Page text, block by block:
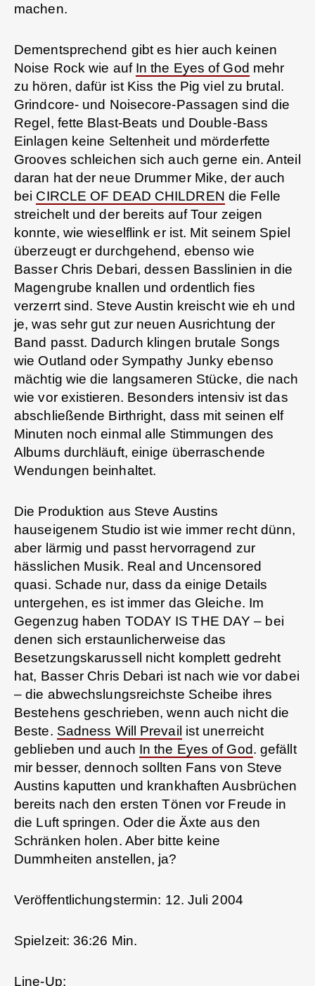
machen.
Dementsprechend gibt es hier auch keinen
Noise Rock wie auf In the Eyes of God mehr
zu hören, dafür ist Kiss the Pig viel zu brutal.
Grindcore- und Noisecore-Passagen sind die
Regel, fette Blast-Beats und Double-Bass
Einlagen keine Seltenheit und mörderfette
Grooves schleichen sich auch gerne ein. Anteil
daran hat der neue Drummer Mike, der auch
bei CIRCLE OF DEAD CHILDREN die Felle
streichelt und der bereits auf Tour zeigen
konnte, wie wieselflink er ist. Mit seinem Spiel
überzeugt er durchgehend, ebenso wie
Basser Chris Debari, dessen Basslinien in die
Magengrube knallen und ordentlich fies
verzerrt sind. Steve Austin kreischt wie eh und
je, was sehr gut zur neuen Ausrichtung der
Band passt. Dadurch klingen brutale Songs
wie Outland oder Sympathy Junky ebenso
mächtig wie die langsameren Stücke, die nach
wie vor existieren. Besonders intensiv ist das
abschließende Birthright, dass mit seinen elf
Minuten noch einmal alle Stimmungen des
Albums durchläuft, einige überraschende
Wendungen beinhaltet.
Die Produktion aus Steve Austins
hauseigenem Studio ist wie immer recht dünn,
aber lärmig und passt hervorragend zur
hässlichen Musik. Real and Uncensored
quasi. Schade nur, dass da einige Details
untergehen, es ist immer das Gleiche. Im
Gegenzug haben TODAY IS THE DAY – bei
denen sich erstaunlicherweise das
Besetzungskarussell nicht komplett gedreht
hat, Basser Chris Debari ist nach wie vor dabei
– die abwechslungsreichste Scheibe ihres
Bestehens geschrieben, wenn auch nicht die
Beste. Sadness Will Prevail ist unerreicht
geblieben und auch In the Eyes of God. gefällt
mir besser, dennoch sollten Fans von Steve
Austins kaputten und krankhaften Ausbrüchen
bereits nach den ersten Tönen vor Freude in
die Luft springen. Oder die Äxte aus den
Schränken holen. Aber bitte keine
Dummheiten anstellen, ja?
Veröffentlichungstermin: 12. Juli 2004
Spielzeit: 36:26 Min.
Line-Up: